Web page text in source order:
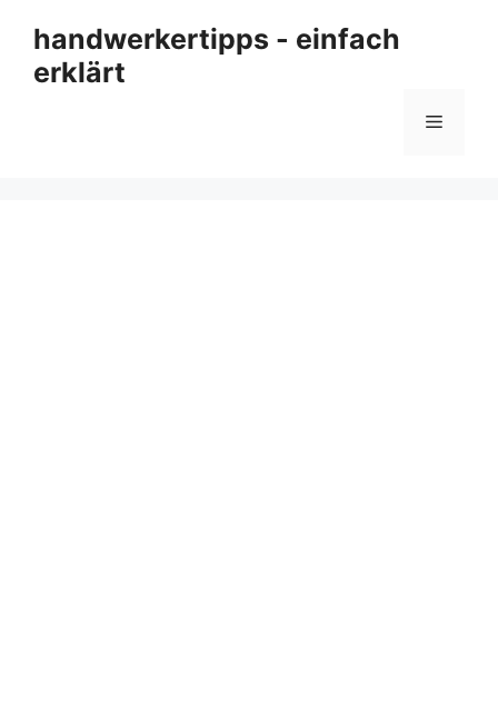
Inhalt
springen
handwerkertipps - einfach
erklärt
Menü